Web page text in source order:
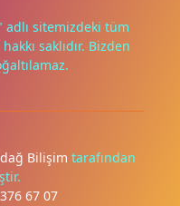
geliştirmek için çerezler
adlı sitemizdeki tüm
saklıdır. Bizden
Bilişim tarafından
67 07